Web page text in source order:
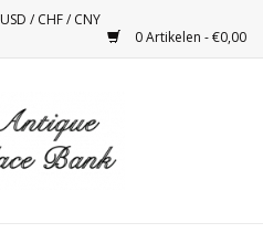
USD /CHF/CNY
0 Artikelen - €0,00